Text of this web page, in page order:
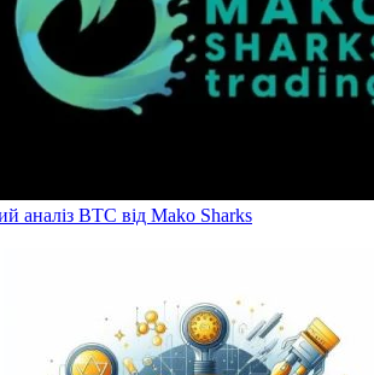
аналіз BTC від Mako Sharks